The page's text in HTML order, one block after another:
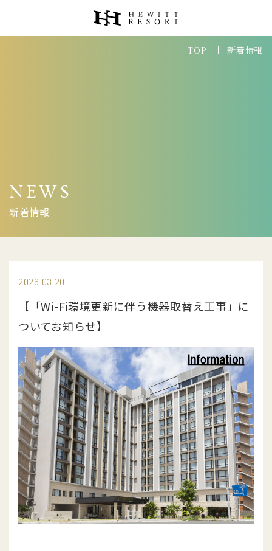
アクセス
周辺観光
日本語 English
中文简体 中文繁體
OKINAWA| 28.9℃ /84.0℉
TOP 新着情報
NEWS
新着情報
2026.03.20
【「Wi-Fi環境更新に伴う機器取替え工事」に
ついてお知らせ】